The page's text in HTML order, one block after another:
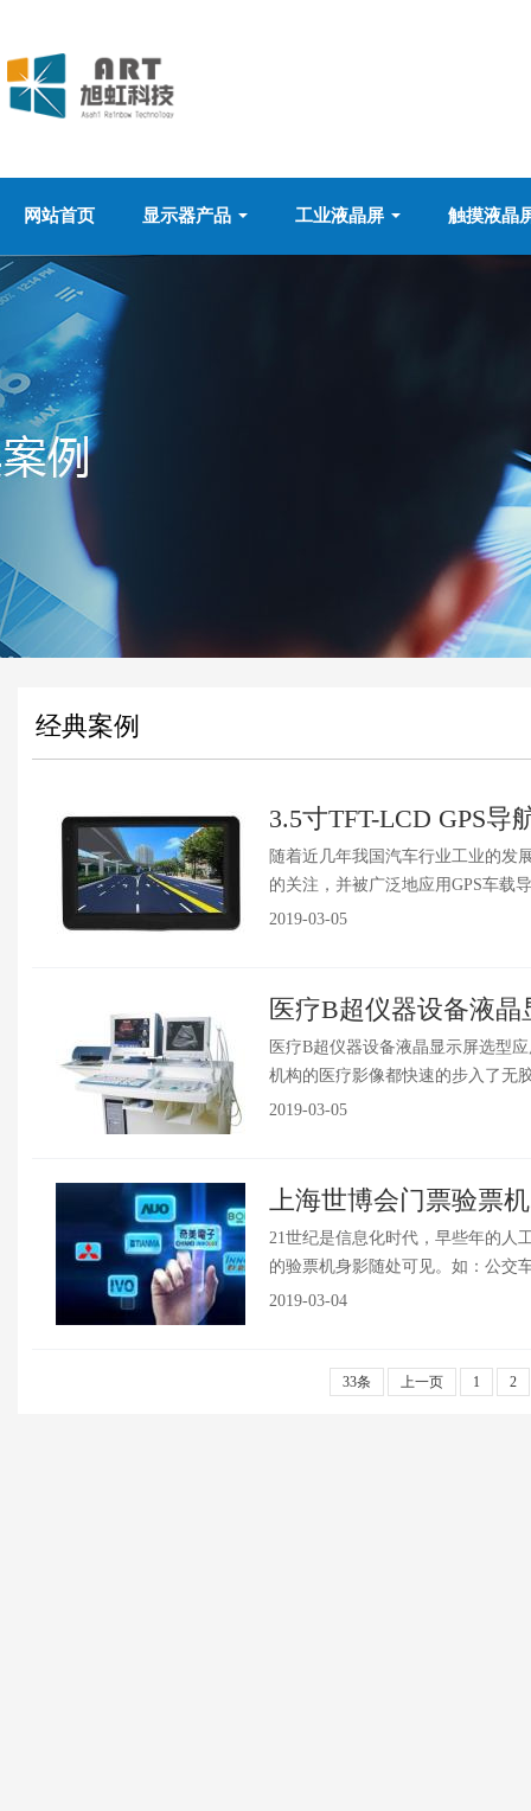
网站首页 显示器产品 工业液晶屏 触摸液晶
经典案例
3.5寸TFT-LCD GPS导
随着近几年我国汽车行业工业的发
的关注，并被广泛地应用GPS车载
2019-03-05
医疗B超仪器设备液
医疗B超仪器设备液晶显示屏选型
机构的医疗影像都快速的步入了无
2019-03-05
上海世博会门票验票
21世纪是信息化时代，早些年的人
的验票机身影随处可见。如：公交
2019-03-04
33条 上一页 1 2